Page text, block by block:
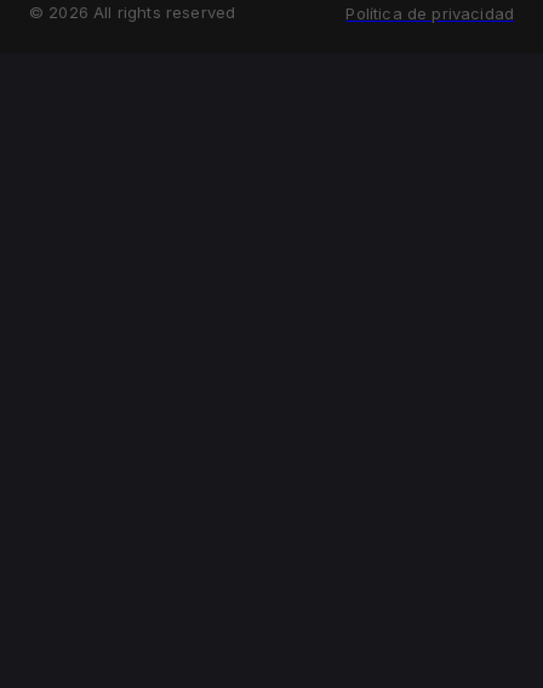
© 2026 All rights reserved Política de privacidad